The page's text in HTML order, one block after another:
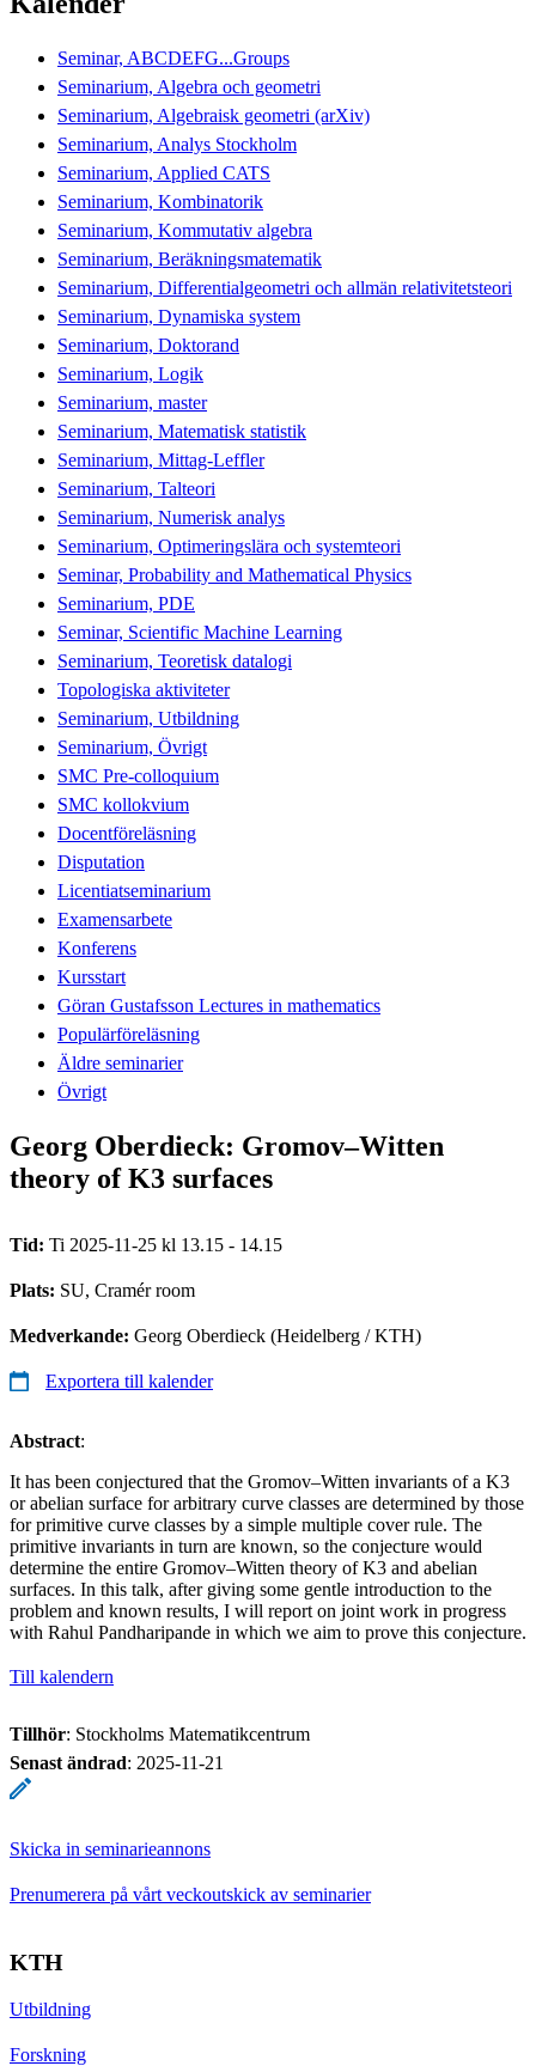
Seminar, ABCDEFG...Groups
Seminarium, Algebra och geometri
Seminarium, Algebraisk geometri (arXiv)
Seminarium, Analys Stockholm
Seminarium, Applied CATS
Seminarium, Kombinatorik
Seminarium, Kommutativ algebra
Seminarium, Beräkningsmatematik
Seminarium, Differentialgeometri och allmän relativitetsteori
Seminarium, Dynamiska system
Seminarium, Doktorand
Seminarium, Logik
Seminarium, master
Seminarium, Matematisk statistik
Seminarium, Mittag-Leffler
Seminarium, Talteori
Seminarium, Numerisk analys
Seminarium, Optimeringslära och systemteori
Seminar, Probability and Mathematical Physics
Seminarium, PDE
Seminar, Scientific Machine Learning
Seminarium, Teoretisk datalogi
Topologiska aktiviteter
Seminarium, Utbildning
Seminarium, Övrigt
SMC Pre-colloquium
SMC kollokvium
Docentföreläsning
Disputation
Licentiatseminarium
Examensarbete
Konferens
Kursstart
Göran Gustafsson Lectures in mathematics
Populärföreläsning
Äldre seminarier
Övrigt
Georg Oberdieck: Gromov–Witten
theory of K3 surfaces
Tid: Ti 2025-11-25 kl 13.15 - 14.15
Plats: SU, Cramér room
Medverkande: Georg Oberdieck (Heidelberg / KTH)
Exportera till kalender
Abstract:
It has been conjectured that the Gromov–Witten invariants of a K3
or abelian surface for arbitrary curve classes are determined by those
for primitive curve classes by a simple multiple cover rule. The
primitive invariants in turn are known, so the conjecture would
determine the entire Gromov–Witten theory of K3 and abelian
surfaces. In this talk, after giving some gentle introduction to the
problem and known results, I will report on joint work in progress
with Rahul Pandharipande in which we aim to prove this conjecture.
Till kalendern
Tillhör: Stockholms Matematikcentrum
Senast ändrad: 2025-11-21
Skicka in seminarieannons
Prenumerera på vårt veckoutskick av seminarier
KTH
Utbildning
Forskning